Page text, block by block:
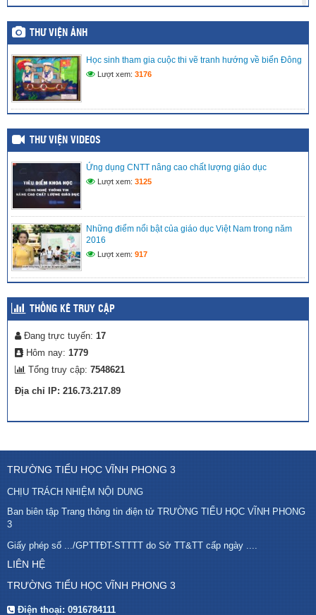
LIÊN ĐỘI TRƯỜNG TIỂU HỌC VĨNH PHONG 3 RỘN RÀNG
RA MẮT CÂU LẠC BỘ VĂN NGHỆ – ƯƠM MẦM TÀI NĂNG
(15/05/2026)
LIÊN ĐỘI TRƯỜNG TIỂU HỌC VĨNH PHONG 3 TRAO TẶNG
QUÀ HỖ TRỢ CHO THIẾU NHI CÓ HOÀN CẢNH KHÓ
KHĂN
MÔ HÌNH TRẢI NGHIỆM SÁNG TẠO: “CHẮP CÁNH TÀI
NĂNG NHÍ TRÊN NỀN TẢNG SỐ” TẠI LIÊN ĐỘI TIỂU HỌC
VĨNH PHONG 3 NĂM 2025 – 2026
(27/04/2026)
THƯ VIỆN ẢNH
Học sinh tham gia cuộc thi vẽ tranh hướng về biển Đông
Lượt xem: 3176
THƯ VIỆN VIDEOS
Ứng dụng CNTT nâng cao chất lượng giáo dục
Lượt xem: 3125
Những điểm nổi bật của giáo dục Việt Nam trong năm
2016
Lượt xem: 917
THỐNG KÊ TRUY CẬP
Đang trực tuyến: 17
Hôm nay: 1779
Tổng truy cập: 7548621
Địa chỉ IP: 216.73.217.89
TRƯỜNG TIỂU HỌC VĨNH PHONG 3
CHỊU TRÁCH NHIỆM NỘI DUNG
Ban biên tập Trang thông tin điện tử TRƯỜNG TIỂU HỌC VĨNH PHONG
3
Giấy phép số .../GPTTĐT-STTTT do Sở TT&TT cấp ngày ....
LIÊN HỆ
TRƯỜNG TIỂU HỌC VĨNH PHONG 3
Điện thoại:0916784111